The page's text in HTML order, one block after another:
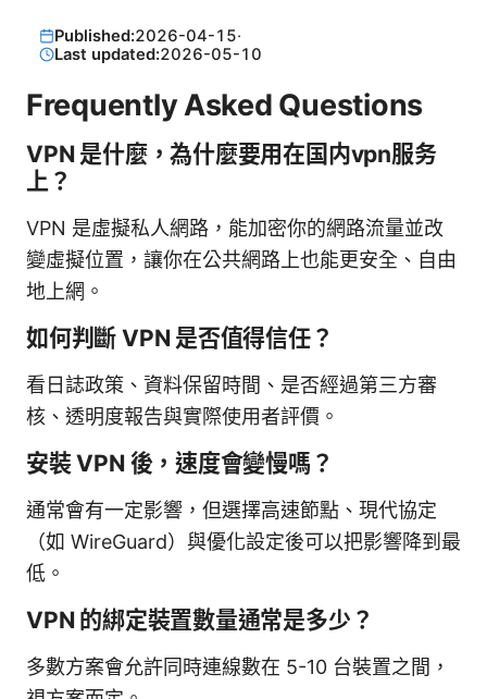
Published:2026-04-15·
Last updated:2026-05-10
Frequently Asked Questions
VPN 是什麼，為什麼要用在国内vpn服务
上？
VPN 是虛擬私人網路，能加密你的網路流量並改
變虛擬位置，讓你在公共網路上也能更安全、自由
地上網。
如何判斷 VPN 是否值得信任？
看日誌政策、資料保留時間、是否經過第三方審
核、透明度報告與實際使用者評價。
安裝 VPN 後，速度會變慢嗎？
通常會有一定影響，但選擇高速節點、現代協定
（如 WireGuard）與優化設定後可以把影響降到最
低。
VPN 的綁定裝置數量通常是多少？
多數方案會允許同時連線數在 5-10 台裝置之間，